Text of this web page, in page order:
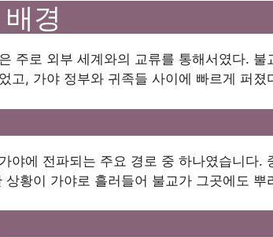
경
주로 외부 세계와의 교류를 통해서였다. 불
고, 가야 정부와 귀족들 사이에 빠르게 퍼졌
야에 전파되는 주요 경로 중 하나였습니다.
상황이 가야로 흘러들어 불교가 그곳에도 뿌